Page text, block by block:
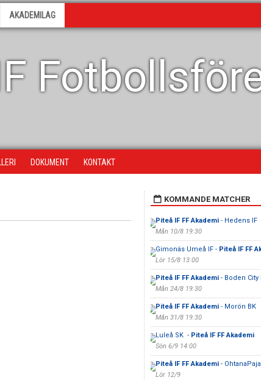
AKADEMILAG
DOKUMENT KONTAKT
KOMMANDE MATCHER
Piteå IF FF Akademi- Hedens IF
Mån 10/8 19:30
Gimonäs Umeå IF - Piteå IF FF
Lör 15/8 13:00
Piteå IF FF Akademi- Boden City
Mån 24/8 19:30
Piteå IF FF Akademi- Morön BK
Mån 31/8 19:30
Luleå SK - Piteå IF FF Akademi
Sön 6/9 14:00
Piteå IF FF Akademi-
Lör 12/9